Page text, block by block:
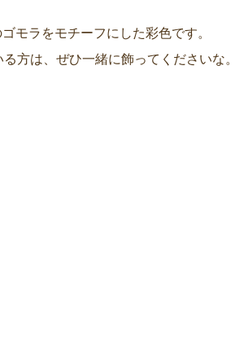
モラをモチーフにした彩色です。
方は、ぜひ一緒に飾ってくださいな。